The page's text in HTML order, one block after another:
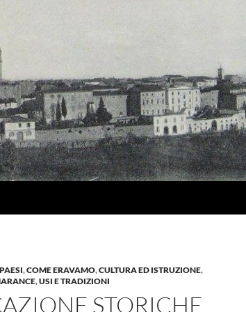
,COME ERAVAMO,CULTURA ED ISTRUZIONE,
,USI E TRADIZIONI
STORICHE